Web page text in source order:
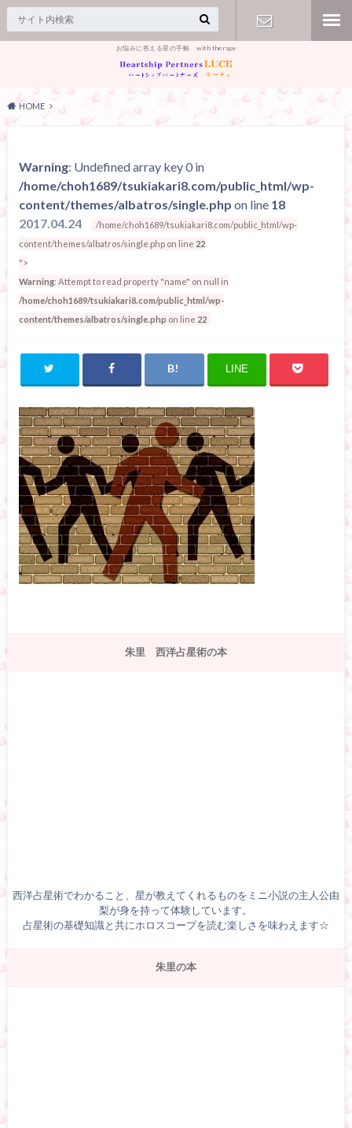
お悩みに答える星の手帳 with therapy
せ】
HOME
Warning: Undefined array key 0 in
/home/choh1689/tsukiakari8.com/public_html/wp-
content/themes/albatros/single.php on line 18
2017.04.24
/home/choh1689/tsukiakari8.com/public_html/wp-
content/themes/albatros/single.php on line 22
">
Warning: Attempt to read property "name" on null in
/home/choh1689/tsukiakari8.com/public_html/wp-
content/themes/albatros/single.php on line 22
LINE
朱里 西洋占星術の本
西洋占星術でわかること、星が教えてくれるものをミニ小説の主人公由
梨が身を持って体験しています。
占星術の基礎知識と共にホロスコープを読む楽しさを味わえます☆
朱里の本